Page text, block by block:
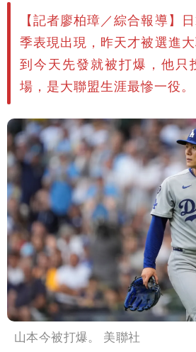
重」 1細節避而不談
蔣萬安民調只贏5％「
媒體人嘆：真的該緊張
97萬網紅「肥大叔」
影曝 網驚覺不對
慈濟被騙10億！陳時
勝：時間久看出睿智
白海豚今下午2點半發
高是這縣市
【記者廖柏璋／綜合報導】
季表現出現，昨天才被選進
到今天先發就被打爆，他只
場，是大聯盟生涯最慘一役。
山本今被打爆。 美聯社